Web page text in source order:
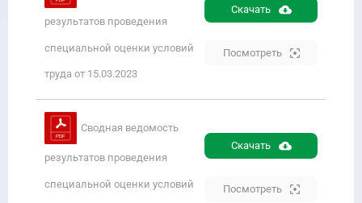
результатов проведения
специальной оценки условий
труда от 15.03.2023
Скачать
Посмотреть
Сводная ведомость
результатов проведения
специальной оценки условий
Скачать
Посмотреть